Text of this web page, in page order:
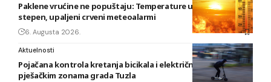
Paklene vrućine ne popuštaju: Temperature u BiH i do 41
stepen, upaljeni crveni meteoalarmi
6. Augusta 2026.
Aktuelnosti
Pojačana kontrola kretanja bicikala i električnih romobila u
pješačkim zonama grada Tuzla